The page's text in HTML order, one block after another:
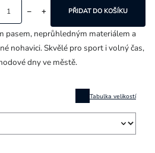
Tabulka velikostí
PŘIDAT DO KOŠÍKU
pasem, neprůhledným materiálem a
nohavici. Skvělé pro sport i volný čas,
dny ve městě.